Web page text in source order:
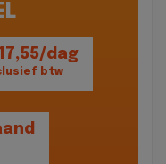
dag
btw